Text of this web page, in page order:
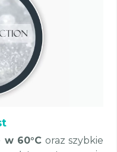
w 60°C oraz szybkie